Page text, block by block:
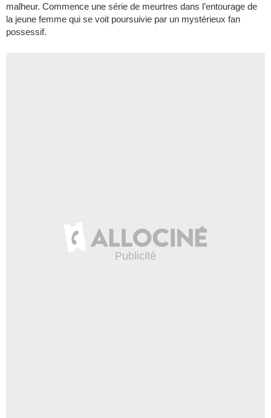
malheur. Commence une série de meurtres dans l’entourage de
la jeune femme qui se voit poursuivie par un mystérieux fan
possessif.